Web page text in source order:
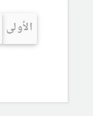
الأولى